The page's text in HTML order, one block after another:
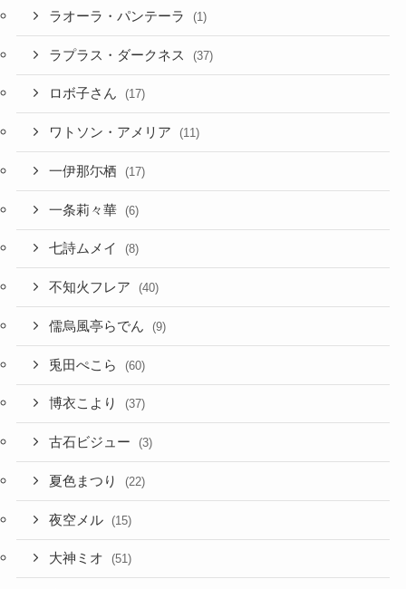
ラオーラ・パンテーラ (1)
ラプラス・ダークネス (37)
ロボ子さん (17)
ワトソン・アメリア (11)
一伊那尓栖 (17)
一条莉々華 (6)
七詩ムメイ (8)
不知火フレア (40)
儒烏風亭らでん (9)
兎田ぺこら (60)
博衣こより (37)
古石ビジュー (3)
夏色まつり (22)
夜空メル (15)
大神ミオ (51)